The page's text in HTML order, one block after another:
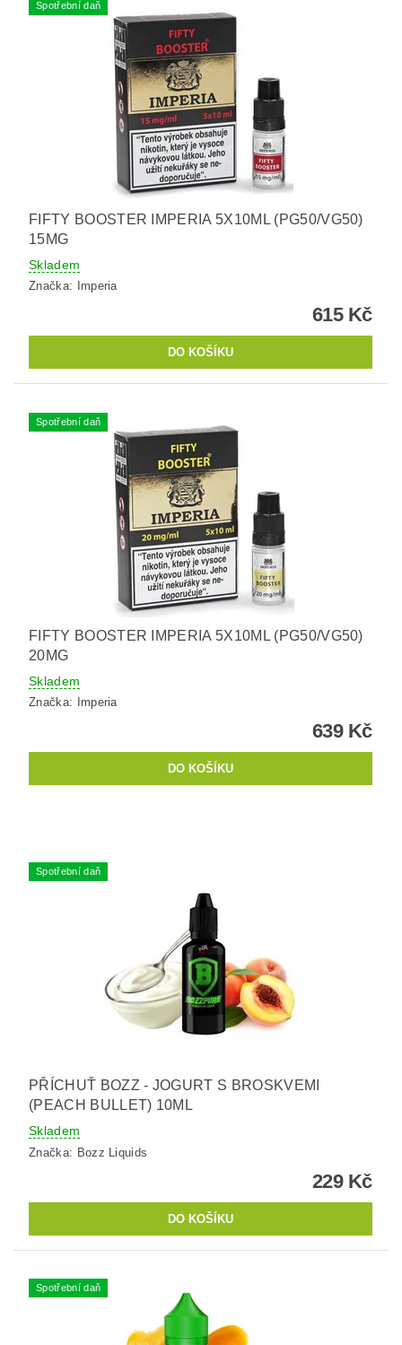
Spotřební daň
FIFTY BOOSTER IMPERIA 5X10ML (PG50/VG50)
15MG
Skladem
Značka: Imperia
615 Kč
Spotřební daň
FIFTY BOOSTER IMPERIA 5X10ML (PG50/VG50)
20MG
Skladem
Značka: Imperia
639 Kč
Spotřební daň
PŘÍCHUŤ BOZZ - JOGURT S BROSKVEMI
(PEACH BULLET) 10ML
Skladem
Značka: Bozz Liquids
229 Kč
Spotřební daň